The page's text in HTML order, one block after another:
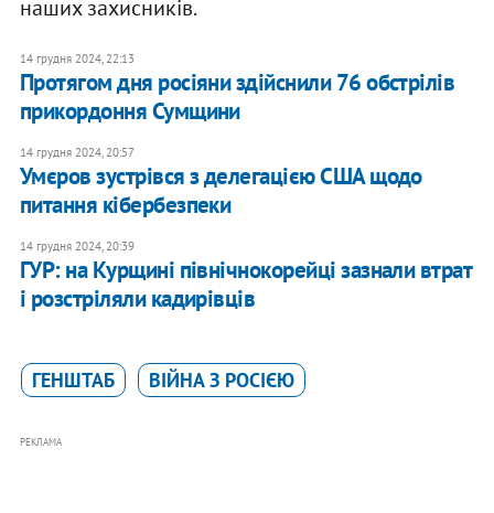
наших захисників.
14 грудня 2024, 22:13
Протягом дня росіяни здійснили 76 обстрілів
прикордоння Сумщини
14 грудня 2024, 20:57
Умєров зустрівся з делегацією США щодо
питання кібербезпеки
14 грудня 2024, 20:39
ГУР: на Курщині північнокорейці зазнали втрат
і розстріляли кадирівців
ГЕНШТАБ ВІЙНА З РОСІЄЮ
РЕКЛАМА